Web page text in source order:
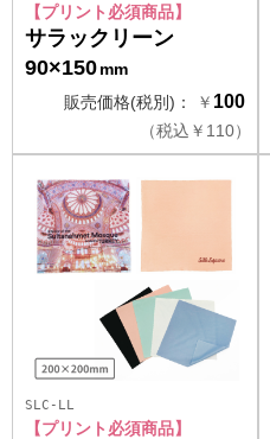
【プリント必須商品】
サラックリーン
90×150mm
販売価格(税別)：
￥ 100
（税込 ￥ 110）
SLC-LL
【プリント必須商品】